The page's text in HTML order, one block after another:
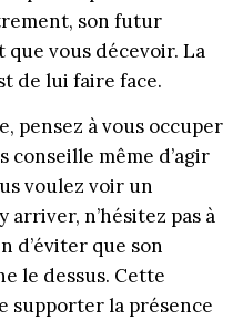
son futur
vous décevoir. La
de lui faire face.
pensez à vous occuper
conseille même d’agir
voulez voir un
n’hésitez pas à
d’éviter que son
le dessus. Cette
supporter la présence